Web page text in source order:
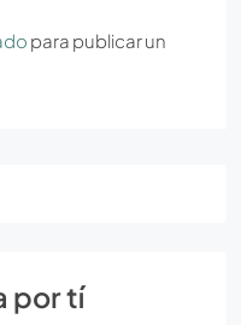
para publicar un
por tí